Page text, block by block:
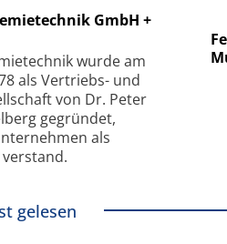
GmbH +
wurde am
als Vertriebs- und
von Dr. Peter
gegründet,
als
GmbH
Raum
gelesen